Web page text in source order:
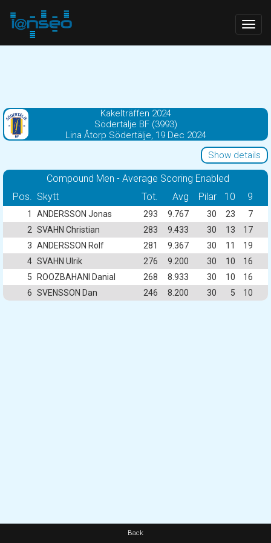
Kakelträffen 2024
Södertälje BF (3993)
Lina Åtorp Södertälje, 19 Dec 2024
Show details
Compound Men - Average Scoring Enabled
Pos. Skytt Tot. Avg Pilar 10 9
1 ANDERSSON Jonas 293 9.767 30 23
7
2 SVAHN Christian 283 9.433 30 13
17
3 ANDERSSON Rolf 281 9.367 30 11
19
4 SVAHN Ulrik 276 9.200 30 10
16
5
ROOZBAHANI Danial 268 8.933 30 10
16
6 SVENSSON Dan 246 8.200 30 5 10
Back